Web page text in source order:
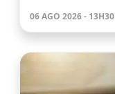
06 AGO 2026 - 13H30